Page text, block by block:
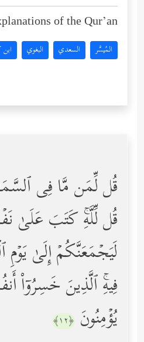
of the Qur’an:
المُيسَّر السعدي البغوي ابن
قُل لِّمَن مَّا فِی
قُل لِّلَّهِۚ كَتَبَ عَلَىٰ
لَیَجۡمَعَنَّكُمۡ إِلَىٰ یَوۡمِ
فِیهِۚ ٱلَّذِینَ خَسِرُوۤاْ
یُؤۡمِنُونَ ﴿١٢﴾